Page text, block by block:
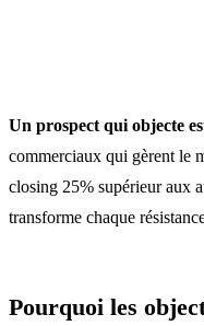
Un prospect qui objecte
commerciaux qui gèrent le
closing 25% supérieur aux
transforme chaque
Pourquoi les